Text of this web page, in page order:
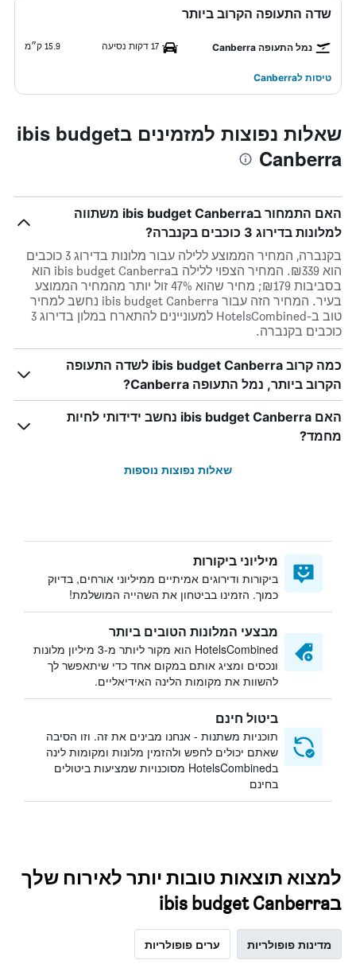
שדה התעופה הקרוב ביותר
נמל התעופה Canberra 17 דקות נסיעה 15.9 ק״מ
טיסות לCanberra
שאלות נפוצות למזמינים בibis budget
Canberra
האם התמחור בibis budget Canberra משתווה
למלונות בדירוג 3 כוכבים בקנברה?
בקנברה, המחיר הממוצע ללילה עבור מלונות בדירוג 3 כוכבים
הוא ₪339. המחיר הצפוי ללילה בibis budget Canberra הוא
בסביבות ₪179; מחיר שהוא 47% זול יותר מהמחיר הממוצע
בעיר. המחיר הזה עבור ibis budget Canberra נחשב למחיר
טוב ב-HotelsCombined למעוניינים להתארח במלון בדירוג 3
כוכבים בקנברה.
כמה קרוב ibis budget Canberra לשדה התעופה
הקרוב ביותר, נמל התעופה Canberra?
האם ibis budget Canberra נחשב ידידותי לחיות
מחמד?
שאלות נפוצות נוספות
מיליוני ביקורות
ביקורות ודירוגים אמיתיים ממיליוני אורחים, בדיוק
כמוך. הזמינו בביטחון את השהייה המושלמת!
מבצעי המלונות הטובים ביותר
HotelsCombined הוא מקור ליותר מ-3 מיליון מלונות
ונכסים ומציג אותם במקום אחד כדי שיתאפשר לך
להשוות את מקומות הלינה האידיאליים.
ביטול חינם
תוכניות משתנות - אנחנו מבינים את זה. וזו הסיבה
שאתם יכולים לחפש ולהזמין מלונות ומקומות לינה
בHotelsCombined מסוכנויות שמציעות ביטולים
בחינם
למצוא תוצאות טובות יותר לאירוח שלך
בibis budget Canberra
מדינות פופולריות ערים פופולריות